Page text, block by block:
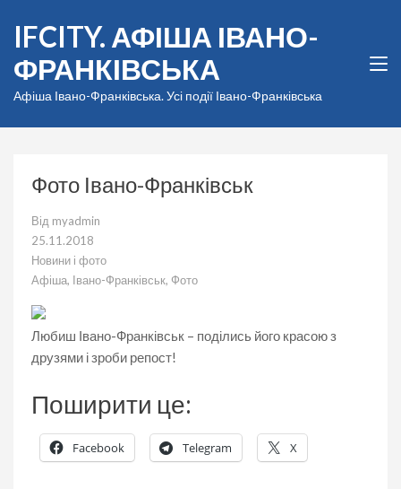
вмісту
(натисніть
Enter)
IFCITY. АФІША ІВАНО-
ФРАНКІВСЬКА
Афіша Івано-Франківська. Усі події Івано-Франківська
Фото Івано-Франківськ
Від myadmin
25.11.2018
Новини і фото
Афіша, Івано-Франківськ, Фото
Любиш Івано-Франківськ – поділись його красою з
друзями і зроби репост!
Поширити це:
Facebook Telegram X